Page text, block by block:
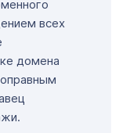
всех
домена